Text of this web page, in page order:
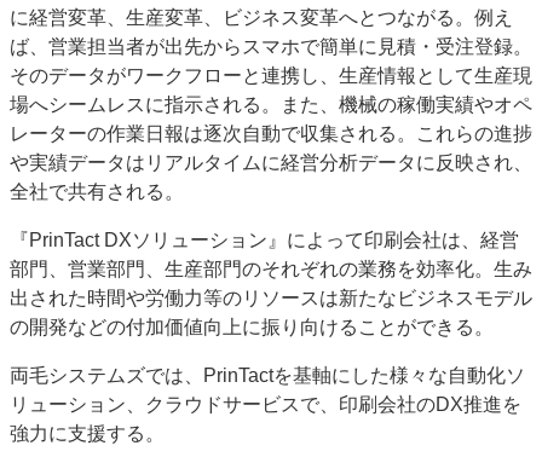
に経営変革、生産変革、ビジネス変革へとつながる。例え
ば、営業担当者が出先からスマホで簡単に見積・受注登録。
そのデータがワークフローと連携し、生産情報として生産現
場へシームレスに指示される。また、機械の稼働実績やオペ
レーターの作業日報は逐次自動で収集される。これらの進捗
や実績データはリアルタイムに経営分析データに反映され、
全社で共有される。
『PrinTact DXソリューション』によって印刷会社は、経営
部門、営業部門、生産部門のそれぞれの業務を効率化。生み
出された時間や労働力等のリソースは新たなビジネスモデル
の開発などの付加価値向上に振り向けることができる。
両毛システムズでは、PrinTactを基軸にした様々な自動化ソ
リューション、クラウドサービスで、印刷会社のDX推進を
強力に支援する。